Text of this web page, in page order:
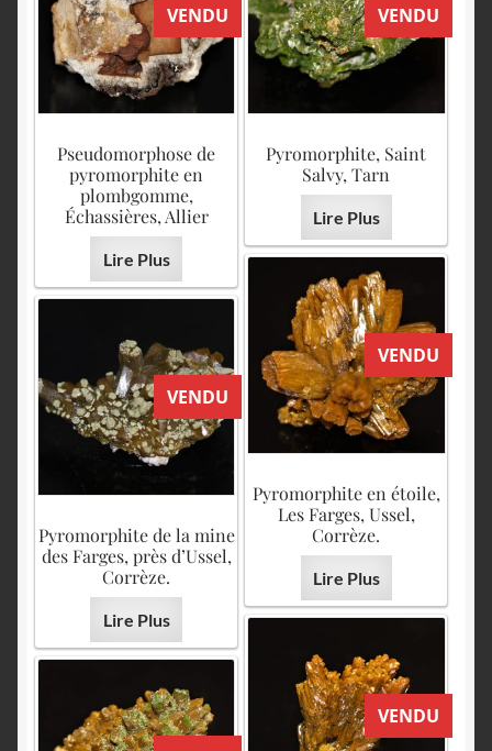
VENDU
Pseudomorphose de
pyromorphite en
plombgomme,
Échassières, Allier
Lire Plus
VENDU
Pyromorphite, Saint
Salvy, Tarn
Lire Plus
VENDU
Pyromorphite en étoile,
Les Farges, Ussel,
Corrèze.
Lire Plus
VENDU
Pyromorphite de la mine
des Farges, près d’Ussel,
Corrèze.
Lire Plus
VENDU